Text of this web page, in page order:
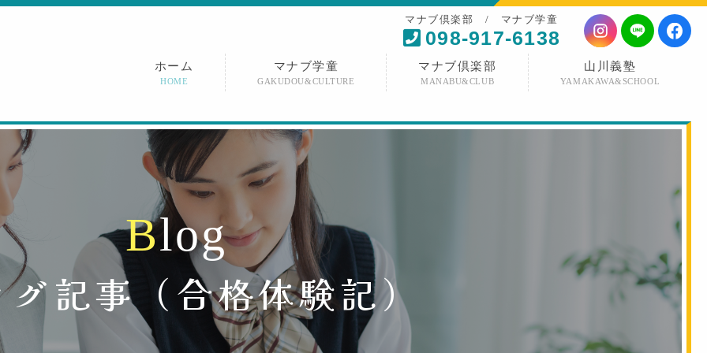
マナブ倶楽部 / マナブ学童
098-917-6138
ホーム
HOME
マナブ学童
GAKUDOU&CULTURE
マナブ倶楽部
MANABU&CLUB
山川義塾
YAMAKAWA&SCHOOL
Blog
記事（合格体験記）